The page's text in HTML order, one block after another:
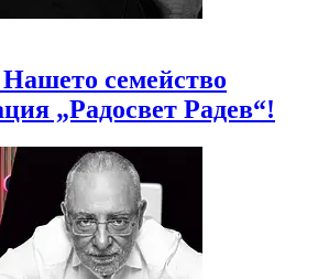
семейство
„Радосвет Радев“!